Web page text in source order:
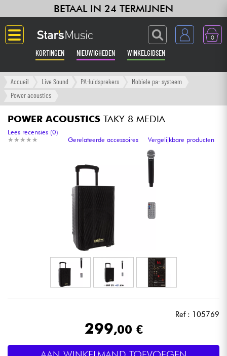
BETAAL IN 24 TERMIJNEN
0
KORTINGEN NIEUWIGHEDEN WINKELGIDSEN
Langue
Versterker & Effecten
Synths & samplers
Home-studio
Hoofdtelefoon
Microfoon
Licht
Accueil Live Sound PA-luidsprekers
Mobiele pa- systeem
Power acoustics
POWER ACOUSTICS TAKY 8 MEDIA
★ ★ ★ ★ ★
★ ★ ★ ★ ★
Lees recensies (0)
Gerelateerde accessoires
Vergelijkbare producten
Ref : 105769
299,00 €